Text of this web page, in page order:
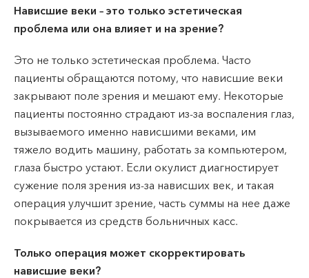
Нависшие веки – это только эстетическая
проблема или она влияет и на зрение?
Это не только эстетическая проблема. Часто
пациенты обращаются потому, что нависшие веки
закрывают поле зрения и мешают ему. Некоторые
пациенты постоянно страдают из-за воспаления глаз,
вызываемого именно нависшими веками, им
тяжело водить машину, работать за компьютером,
глаза быстро устают. Если окулист диагностирует
сужение поля зрения из-за нависших век, и такая
операция улучшит зрение, часть суммы на нее даже
покрывается из средств больничных касс.
Только операция может скорректировать
нависшие веки?